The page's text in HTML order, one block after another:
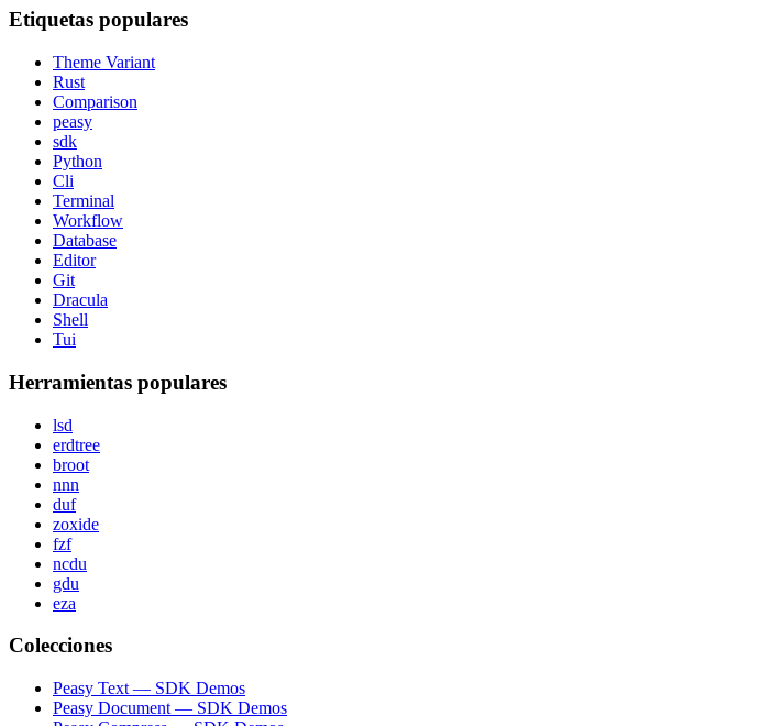
Etiquetas populares
Theme Variant
Rust
Comparison
peasy
sdk
Python
Cli
Terminal
Workflow
Database
Editor
Git
Dracula
Shell
Tui
Herramientas populares
lsd
erdtree
broot
nnn
duf
zoxide
fzf
ncdu
gdu
eza
Colecciones
Peasy Text — SDK Demos
Peasy Document — SDK Demos